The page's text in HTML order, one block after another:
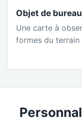
Objet de bureau
Une carte à
formes du terrain